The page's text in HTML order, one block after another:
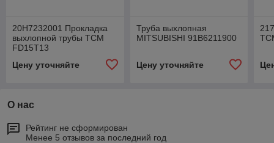
20H7232001 Прокладка
выхлопной трубы TCM
FD15T13
Цену уточняйте
Труба выхлопная
MITSUBISHI 91B6211900
Цену уточняйте
О нас
Рейтинг не сформирован
Менее 5 отзывов за последний год